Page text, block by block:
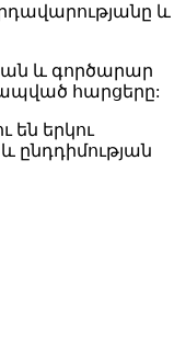
և
և գործարար
հարցերը:
են երկու
ընդդիմության